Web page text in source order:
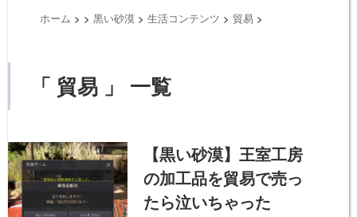
ホーム > > 黒い砂漠 > 生活コンテンツ > 貿易 >
「 貿易 」 一覧
【黒い砂漠】王室工房
の加工品を貿易で売っ
たら泣いちゃった